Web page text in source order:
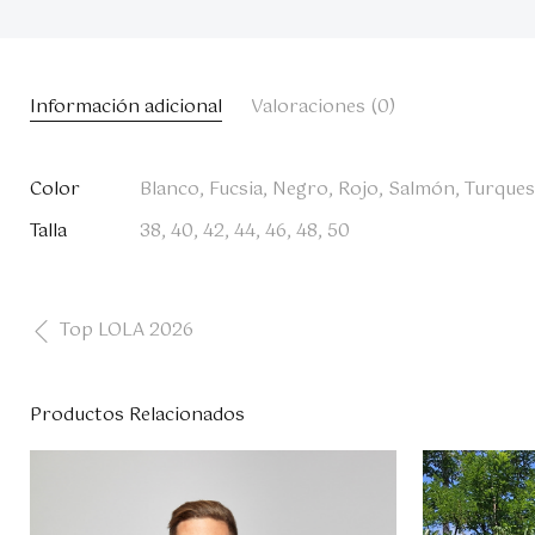
Información adicional Valoraciones (0)
Color
Blanco, Fucsia, Negro, Rojo, Salmón,
Talla
38, 40, 42, 44, 46, 48, 50
Top LOLA 2026
Productos Relacionados